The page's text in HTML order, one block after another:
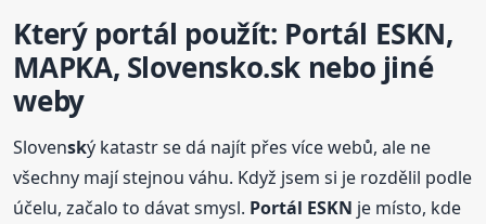
Který portál použít: Portál ESKN,
MAPKA, Slovensko.sk nebo jiné
weby
Slovenský katastr se dá najít přes více webů, ale ne
všechny mají stejnou váhu. Když jsem si je rozdělil podle
účelu, začalo to dávat smysl. Portál ESKN je místo, kde